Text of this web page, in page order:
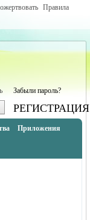
Правила
Забыли пароль?
РЕГИСТРАЦИЯ
Приложения